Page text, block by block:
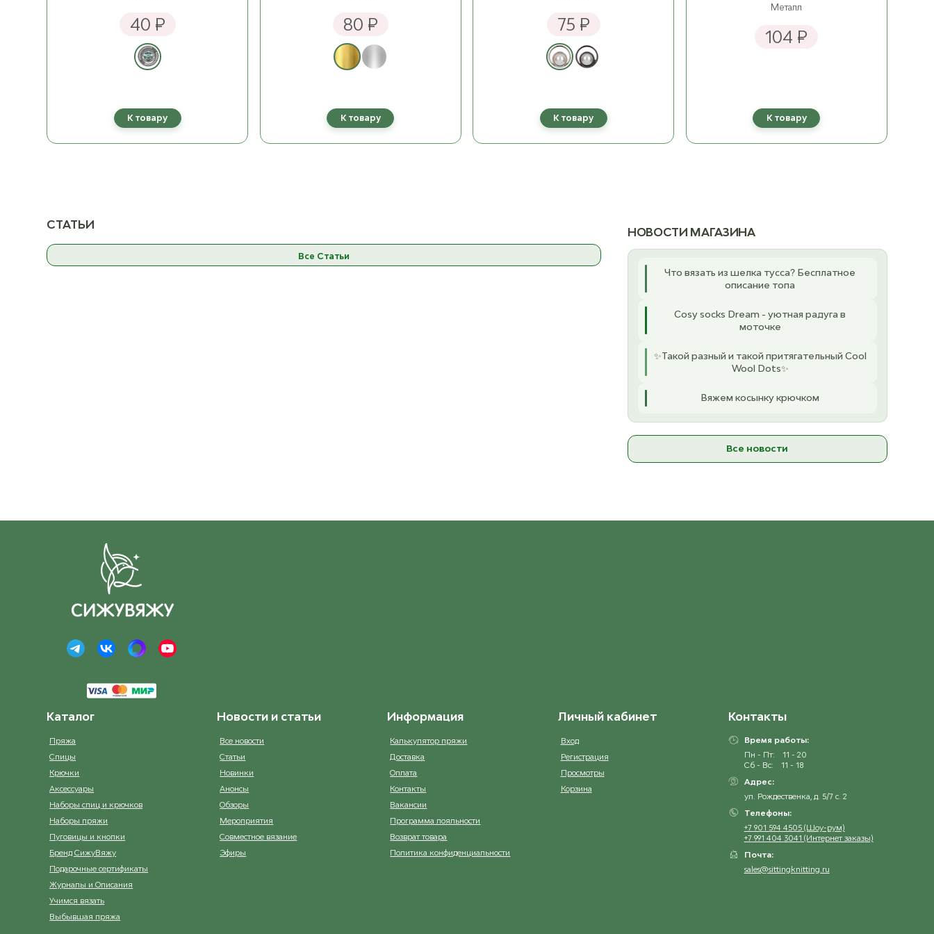
08 Бордовый
ост. 18
ост. 19
10 Фуксия
12 Жёлто-зелёный
08 Бордовый
ост. 9
ост. 10
10 Фуксия
12 Жёлто-зелёный
40 ₽
К товару
80 ₽
К товару
75 ₽
К товару
Металл
104 ₽
К товару
СТАТЬИ
Все Статьи
НОВОСТИ МАГАЗИНА
Что вязать из шелка тусса? Бесплатное
описание топа
Cosy socks Dream - уютная радуга в
моточке
✨Такой разный и такой притягательный Cool
Wool Dots✨
Вяжем косынку крючком
Все новости
Каталог
Пряжа
Спицы
Крючки
Аксессуары
Наборы спиц и крючков
Наборы пряжи
Пуговицы и кнопки
Бренд СижуВяжу
Подарочные сертификаты
Журналы и Описания
Учимся вязать
Выбывшая пряжа
Новости и статьи
Все новости
Статьи
Новинки
Анонсы
Обзоры
Мероприятия
Совместное вязание
Эфиры
Информация
Калькулятор пряжи
Доставка
Оплата
Контакты
Вакансии
Программа лояльности
Возврат товара
Политика конфиденциальности
Личный кабинет
Вход
Регистрация
Просмотры
Корзина
Контакты
Время работы:
Пн - Пт:
11 - 20
Сб - Вс:
11 - 18
Адрес:
ул. Рождественка, д. 5/7 с. 2
Телефоны:
+7 901 594 4505 (Шоу-рум)
+7 991 404 3041 (Интернет заказы)
Почта:
sales@sittingknitting.ru